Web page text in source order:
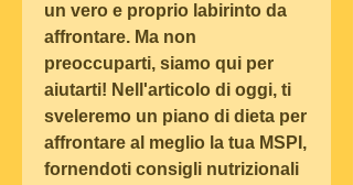
un vero e proprio labirinto da
affrontare. Ma non
preoccuparti, siamo qui per
aiutarti! Nell'articolo di oggi, ti
sveleremo un piano di dieta per
affrontare al meglio la tua MSPI,
fornendoti consigli nutrizionali